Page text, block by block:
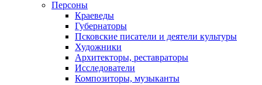
Персоны
Краеведы
Губернаторы
Псковские писатели и деятели культуры
Художники
Архитекторы, реставраторы
Исследователи
Композиторы, музыканты